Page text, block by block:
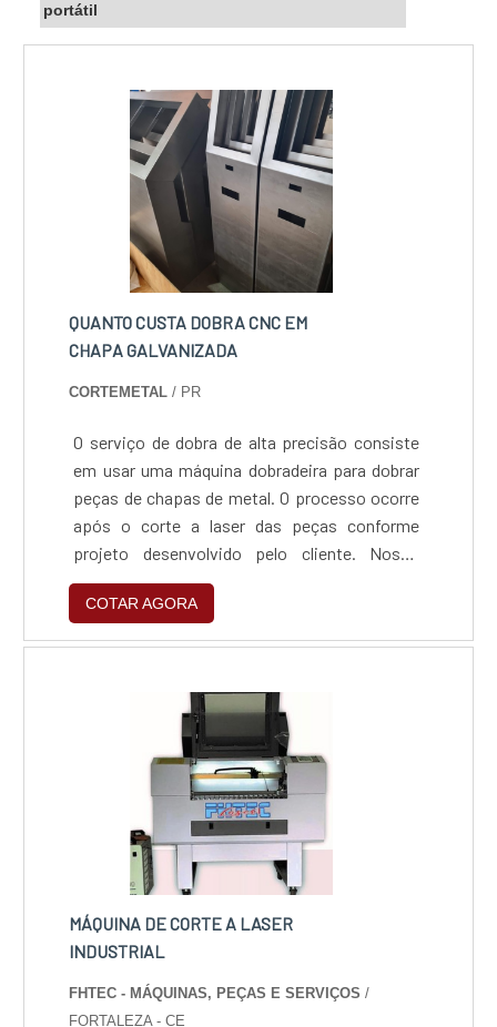
portátil
QUANTO CUSTA DOBRA CNC EM
CHAPA GALVANIZADA
CORTEMETAL / PR
O serviço de dobra de alta precisão consiste
em usar uma máquina dobradeira para dobrar
peças de chapas de metal. O processo ocorre
após o corte a laser das peças conforme
projeto desenvolvido pelo cliente. Nosso
equipamento tem a capacidade de dobrar
peças até 3 metros de comprimento.
COTAR AGORA
MÁQUINA DE CORTE A LASER
INDUSTRIAL
FHTEC - MÁQUINAS, PEÇAS E SERVIÇOS /
FORTALEZA - CE